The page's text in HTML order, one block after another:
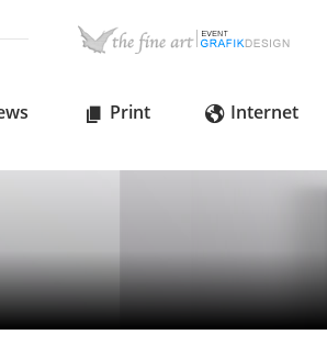
Print Internet